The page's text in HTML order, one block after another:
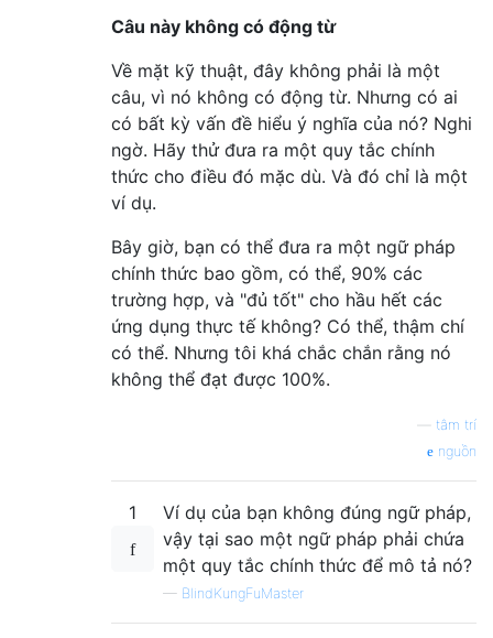
Câu này không có động từ
Về mặt kỹ thuật, đây không phải là một
câu, vì nó không có động từ. Nhưng có ai
có bất kỳ vấn đề hiểu ý nghĩa của nó? Nghi
ngờ. Hãy thử đưa ra một quy tắc chính
thức cho điều đó mặc dù. Và đó chỉ là một
ví dụ.
Bây giờ, bạn có thể đưa ra một ngữ pháp
chính thức bao gồm, có thể, 90% các
trường hợp, và "đủ tốt" cho hầu hết các
ứng dụng thực tế không? Có thể, thậm chí
có thể. Nhưng tôi khá chắc chắn rằng nó
không thể đạt được 100%.
tâm trí
nguồn
1
Ví dụ của bạn không đúng ngữ pháp,
vậy tại sao một ngữ pháp phải chứa
một quy tắc chính thức để mô tả nó?
— BlindKungFuMaster